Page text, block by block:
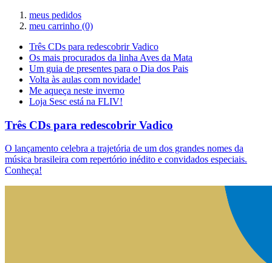
meus pedidos
meu carrinho (0)
Três CDs para redescobrir Vadico
Os mais procurados da linha Aves da Mata
Um guia de presentes para o Dia dos Pais
Volta às aulas com novidade!
Me aqueça neste inverno
Loja Sesc está na FLIV!
Três CDs para redescobrir Vadico
O lançamento celebra a trajetória de um dos grandes nomes da
música brasileira com repertório inédito e convidados especiais.
Conheça!